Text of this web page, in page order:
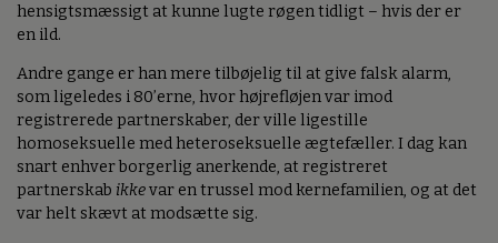
hensigtsmæssigt at kunne lugte røgen tidligt – hvis der er
en ild.
Andre gange er han mere tilbøjelig til at give falsk alarm,
som ligeledes i 80’erne, hvor højrefløjen var imod
registrerede partnerskaber, der ville ligestille
homoseksuelle med heteroseksuelle ægtefæller. I dag kan
snart enhver borgerlig anerkende, at registreret
partnerskab ikkevar en trussel mod kernefamilien, og at det
var helt skævt at modsætte sig.